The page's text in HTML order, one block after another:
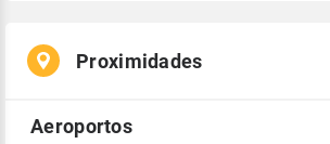
Proximidades